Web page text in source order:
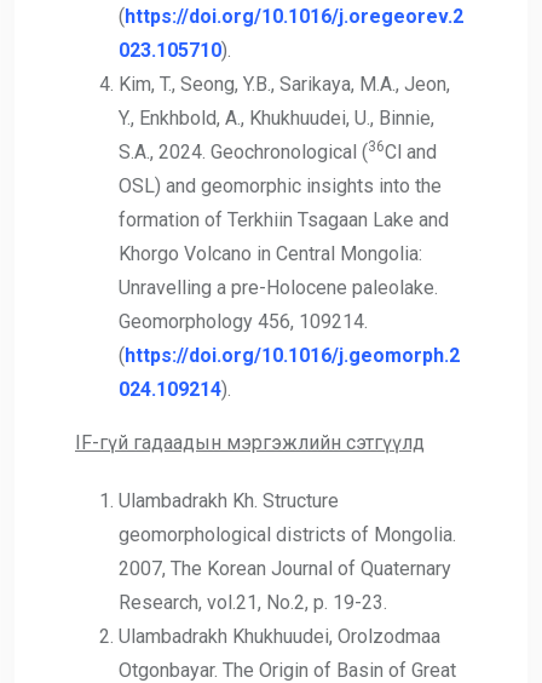
(https://doi.org/10.1016/j.oregeorev.2
023.105710).
Kim, T., Seong, Y.B., Sarikaya, M.A., Jeon,
Y., Enkhbold, A., Khukhuudei, U., Binnie,
S.A., 2024. Geochronological (36Cl and
OSL) and geomorphic insights into the
formation of Terkhiin Tsagaan Lake and
Khorgo Volcano in Central Mongolia:
Unravelling a pre-Holocene paleolake.
Geomorphology 456, 109214.
(https://doi.org/10.1016/j.geomorph.2
024.109214).
IF-гүй гадаадын мэргэжлийн сэтгүүлд
Ulambadrakh Kh. Structure
geomorphological districts of Mongolia.
2007, The Korean Journal of Quaternary
Research, vol.21, No.2, p. 19-23.
Ulambadrakh Khukhuudei, Orolzodmaa
Otgonbayar. The Origin of Basin of Great